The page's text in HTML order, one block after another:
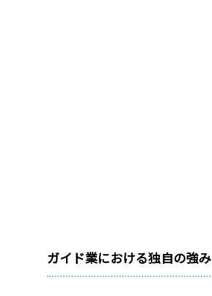
ガイド業における独自の強み